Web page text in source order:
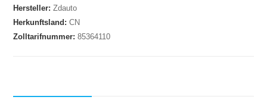
Hersteller:Zdauto
Herkunftsland:CN
Zolltarifnummer:85364110